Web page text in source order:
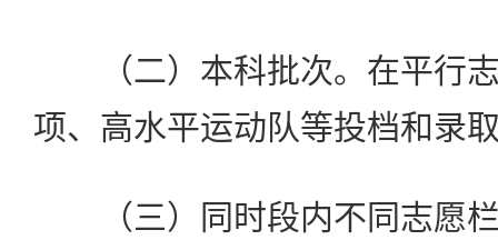
（二）本科批次。在平行志
项、高水平运动队等投档和录
（三）同时段内不同志愿栏